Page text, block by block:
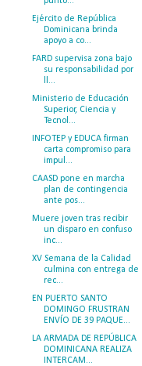
Ejército de República
Dominicana brinda
apoyo a co...
FARD supervisa zona bajo
su responsabilidad por
ll...
Ministerio de Educación
Superior, Ciencia y
Tecnol...
INFOTEP y EDUCA firman
carta compromiso para
impul...
CAASD pone en marcha
plan de contingencia
ante pos...
Muere joven tras recibir
un disparo en confuso
inc...
XV Semana de la Calidad
culmina con entrega de
rec...
EN PUERTO SANTO
DOMINGO FRUSTRAN
ENVÍO DE 39 PAQUE...
LA ARMADA DE REPÚBLICA
DOMINICANA REALIZA
INTERCAM...